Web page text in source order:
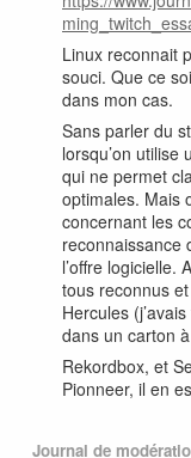
Linux reconnait
souci. Que ce
dans mon cas.
Sans parler du
lorsqu’on utilise
qui ne permet
optimales. Mais
concernant les
reconnaissance
l’offre logicielle.
tous reconnus
Hercules
dans un carton
Rekordbox, et
Pionneer, il en
Journal de